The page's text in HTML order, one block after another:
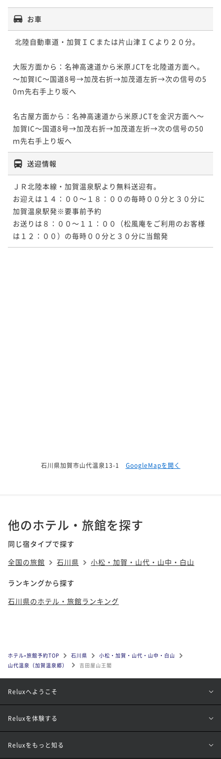
お車
大阪方面から：名神高速道から米原JCTを北陸道方面へ。
～加賀IC～国道8号→加茂右折→加茂道左折→次の信号の5
0ｍ先右手上り坂へ
名古屋方面から：名神高速道から米原JCTを金沢方面へ～
加賀IC～国道8号→加茂右折→加茂道左折→次の信号の50
ｍ先右手上り坂へ
送迎情報
ＪＲ北陸本線・加賀温泉駅より無料送迎有。
お迎えは１４：００～１８：００の毎時００分と３０分に
加賀温泉駅発※要事前予約
お送りは８：００～１１：００（松風庵をご利用のお客様
は１２：００）の毎時００分と３０分に当館発
石川県加賀市山代温泉13-1 GoogleMapを開く
他のホテル・旅館を探す
同じ宿タイプで探す
全国の旅館
石川県 小松・加賀・山代・山中・白山
ランキングから探す
石川県のホテル・旅館ランキング
ホテル•旅館予約TOP 石川県
小松・加賀・山代・山中・白山
山代温泉（加賀温泉郷）
吉田屋山王閣
Reluxへようこそ
Reluxを体験する
Reluxをもっと知る